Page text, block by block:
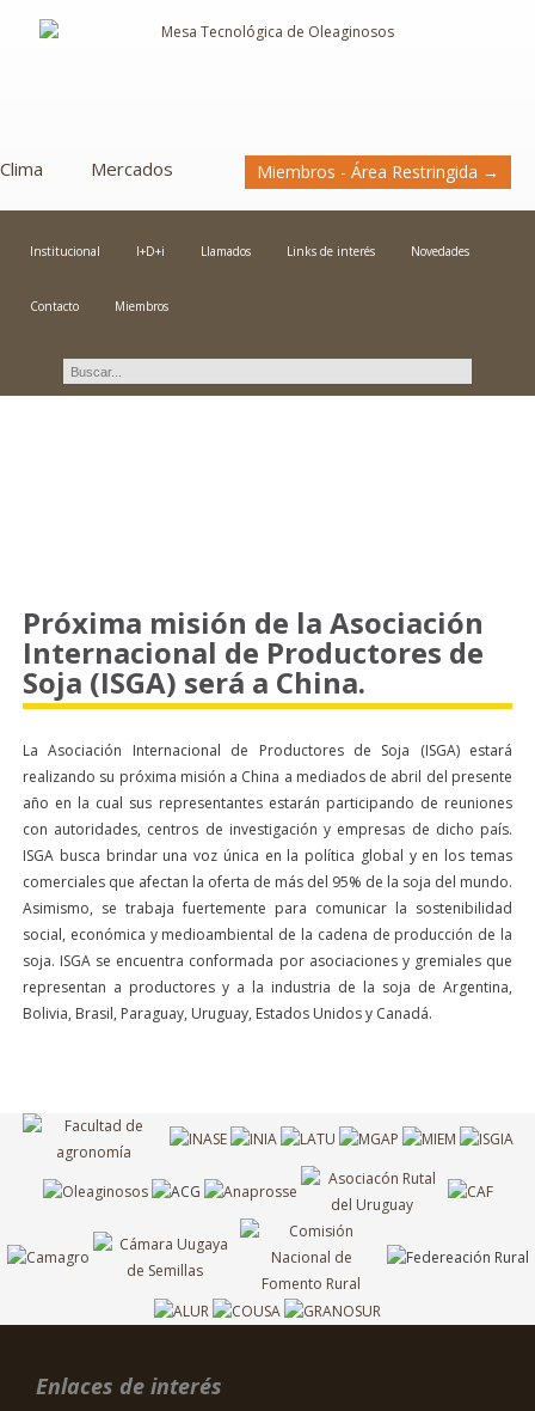
Clima Mercados Miembros - Área Restringida →
Institucional I+D+i Llamados Links de interés Novedades
Contacto Miembros
Próxima misión de la Asociación
Internacional de Productores de
Soja (ISGA) será a China.
La Asociación Internacional de Productores de Soja (ISGA) estará
realizando su próxima misión a China a mediados de abril del presente
año en la cual sus representantes estarán participando de reuniones
con autoridades, centros de investigación y empresas de dicho país.
ISGA busca brindar una voz única en la política global y en los temas
comerciales que afectan la oferta de más del 95% de la soja del mundo.
Asimismo, se trabaja fuertemente para comunicar la sostenibilidad
social, económica y medioambiental de la cadena de producción de la
soja. ISGA se encuentra conformada por asociaciones y gremiales que
representan a productores y a la industria de la soja de Argentina,
Bolivia, Brasil, Paraguay, Uruguay, Estados Unidos y Canadá.
Enlaces de interés